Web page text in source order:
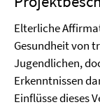
Elterliche
Gesundheit von
Jugendlichen,
Erkenntnissen
Einflüsse dieses